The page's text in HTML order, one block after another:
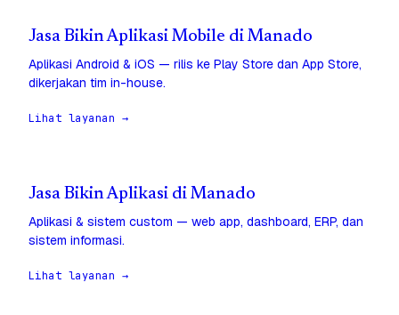
Jasa Bikin Aplikasi Mobile di Manado
Aplikasi Android & iOS — rilis ke Play Store dan App Store,
dikerjakan tim in-house.
Lihat layanan →
Jasa Bikin Aplikasi di Manado
Aplikasi & sistem custom — web app, dashboard, ERP, dan
sistem informasi.
Lihat layanan →